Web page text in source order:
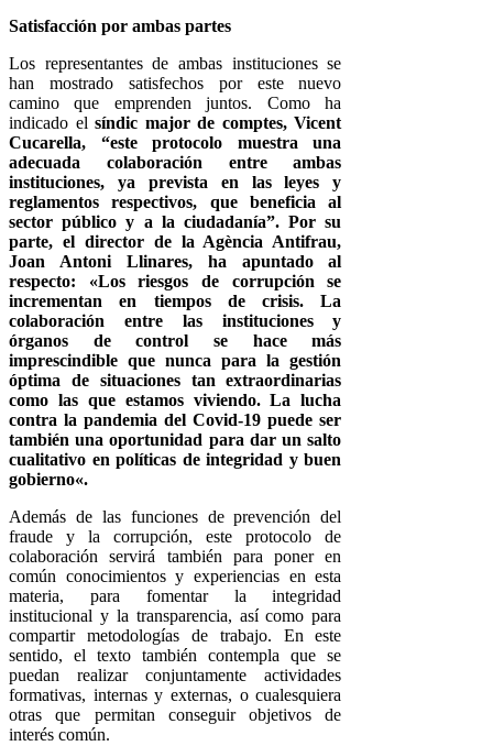
Satisfacción por ambas partes
Los representantes de ambas instituciones se
han mostrado satisfechos por este nuevo
camino que emprenden juntos. Como ha
indicado elsíndic major de comptes, Vicent
Cucarella, “este protocolo muestra una
adecuada colaboración entre ambas
instituciones, ya prevista en las leyes y
reglamentos respectivos, que beneficia al
sector público y a la ciudadanía”. Por su
parte, el director de la Agència Antifrau,
Joan Antoni Llinares, ha apuntado al
respecto: «Los riesgos de corrupción se
incrementan en tiempos de crisis. La
colaboración entre las instituciones y
órganos de control se hace más
imprescindible que nunca para la gestión
óptima de situaciones tan extraordinarias
como las que estamos viviendo. La lucha
contra la pandemia del Covid-19 puede ser
también una oportunidad para dar un salto
cualitativo en políticas de integridad y buen
gobierno«.
Además de las funciones de prevención del
fraude y la corrupción, este protocolo de
colaboración servirá también para poner en
común conocimientos y experiencias en esta
materia, para fomentar la integridad
institucional y la transparencia, así como para
compartir metodologías de trabajo. En este
sentido, el texto también contempla que se
puedan realizar conjuntamente actividades
formativas, internas y externas, o cualesquiera
otras que permitan conseguir objetivos de
interés común.